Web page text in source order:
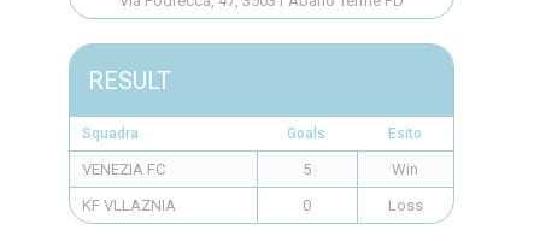
RESULT
Squadra Goals Esito
VENEZIA FC 5
Win
KF VLLAZNIA
0 Loss